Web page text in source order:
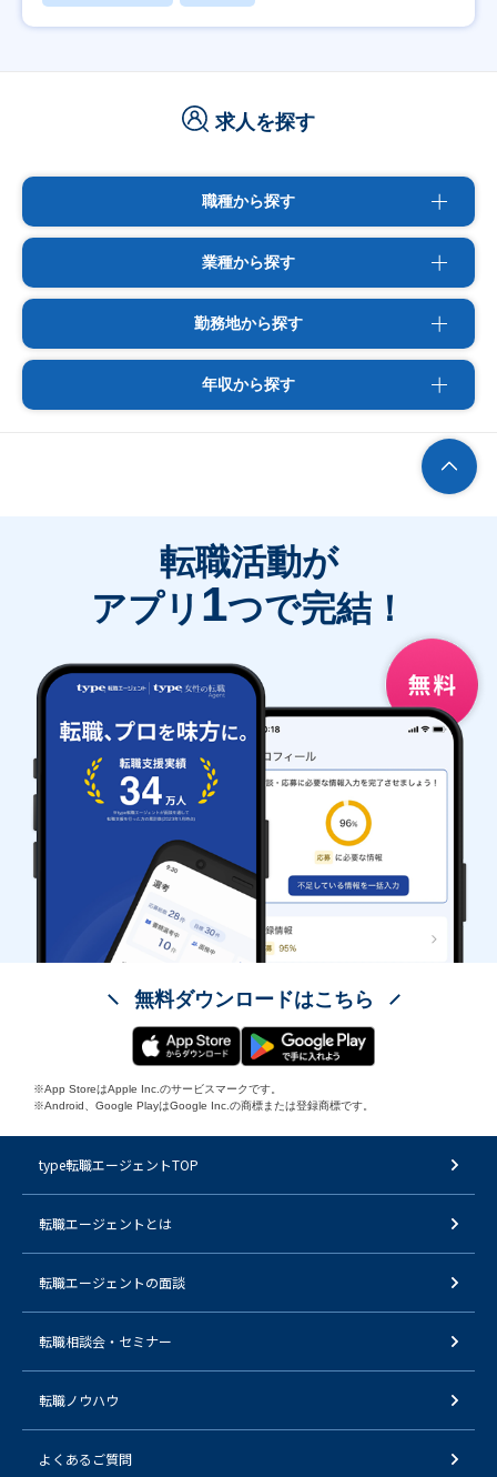
求人を探す
職種から探す
業種から探す
勤務地から探す
年収から探す
転職活動が
アプリ 1つで完結！
無料ダウンロードはこちら
※App StoreはApple Inc.のサービスマークです。
※Android、Google PlayはGoogle Inc.の商標または登録商標です。
type転職エージェントTOP
転職エージェントとは
転職エージェントの面談
転職相談会・セミナー
転職ノウハウ
よくあるご質問